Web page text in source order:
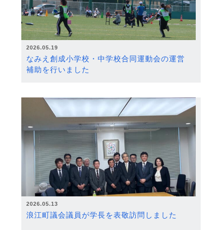
2026.05.19
なみえ創成小学校・中学校合同運動会の運営
補助を行いました
2026.05.13
浪江町議会議員が学長を表敬訪問しました